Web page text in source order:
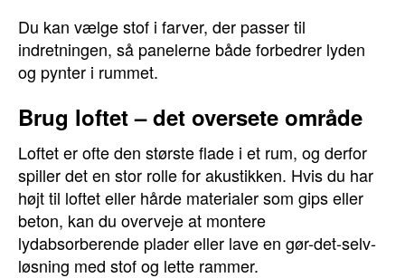
Du kan vælge stof i farver, der passer til
indretningen, så panelerne både forbedrer lyden
og pynter i rummet.
Brug loftet – det oversete område
Loftet er ofte den største flade i et rum, og derfor
spiller det en stor rolle for akustikken. Hvis du har
højt til loftet eller hårde materialer som gips eller
beton, kan du overveje at montere
lydabsorberende plader eller lave en gør-det-selv-
løsning med stof og lette rammer.